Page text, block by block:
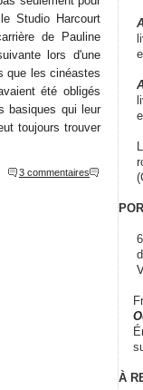
Studio Harcourt
de Pauline
lors d'une
que les cinéastes
été obligés
basiques qui leur
toujours trouver
3 commentaires
6
À